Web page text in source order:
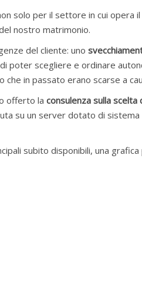
solo per il settore in cui opera
nostro matrimonio.
del cliente: uno
poter scegliere e ordinare
in passato erano scarse a
offerto la consulenza sulla scelta
su un server dotato di
subito disponibili, una